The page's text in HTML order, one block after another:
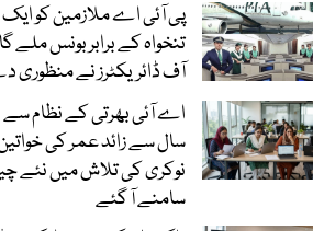
پی آئی اے ملازمین کو
تنخواہ کے برابر بونس ملے
آف ڈائریکٹرز نے
سال سے زائد عمر کی
نوکری کی تلاش میں نئے
سامنے آ گئے